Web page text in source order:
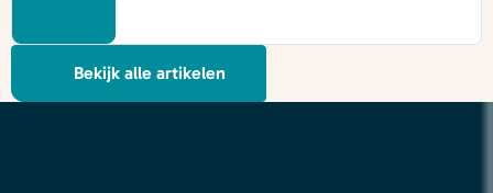
Bekijk alle artikelen